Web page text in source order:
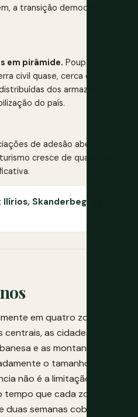
a transição democrática
em pirâmide. Poupanças
civil quase, cerca de 1,5
dos armazéns do
do país.
de adesão abertas,
cresce de quase nada
Skanderbeg, os
em quatro zonas de
centrais, as cidades
e as montanhas do
o tamanho de
não é a limitação: a
que cada zona
duas semanas cobre as